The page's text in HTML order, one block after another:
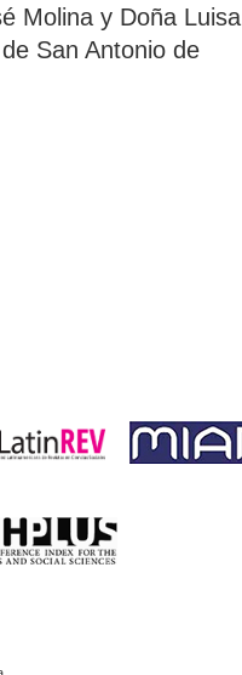
Molina y Doña Luisa
San Antonio de